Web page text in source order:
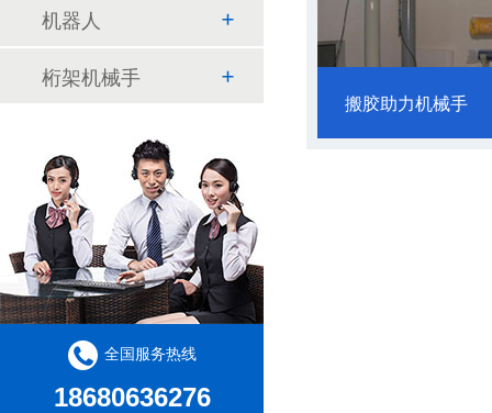
机器人
桁架机械手
全国服务热线
18680636276
搬胶助力机械手